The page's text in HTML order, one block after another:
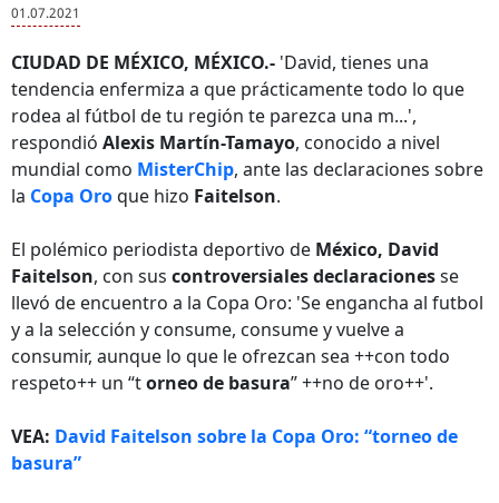
01.07.2021
CIUDAD DE MÉXICO, MÉXICO.- 'David, tienes una
tendencia enfermiza a que prácticamente todo lo que
rodea al fútbol de tu región te parezca una m...',
respondió Alexis Martín-Tamayo, conocido a nivel
mundial como MisterChip, ante las declaraciones sobre
la Copa Oroque hizo Faitelson.
El polémico periodista deportivo de México, David
Faitelson, con sus controversiales declaracionesse
llevó de encuentro a la Copa Oro: 'Se engancha al futbol
y a la selección y consume, consume y vuelve a
consumir, aunque lo que le ofrezcan sea ++con todo
respeto++ un “torneo de basura” ++no de oro++'.
VEA: David Faitelson sobre la Copa Oro: “torneo de
basura”